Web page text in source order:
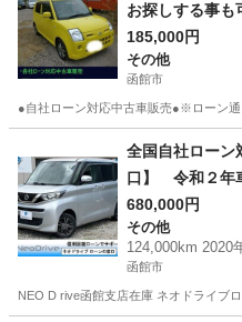
お探しする事も
FOUR
185,000円
その他
函館市
●自社ローン対応中古車販売●※ロー
その他 ロ
全国自社ロー
口】 令和２
ローン リー
他社お断りされ
680,000円
その他
124,000km 2020
函館市
NEO D rive函館支店在庫 ネオドライブ